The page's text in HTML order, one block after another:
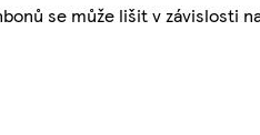
se může lišit v závislosti